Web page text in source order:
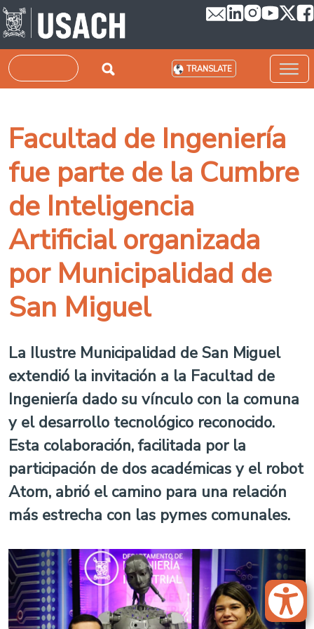
Skip to main content
Search TRANSLATE
Facultad de Ingeniería
fue parte de la Cumbre
de Inteligencia
Artificial organizada
por Municipalidad de
San Miguel
La Ilustre Municipalidad de San Miguel
extendió la invitación a la Facultad de
Ingeniería dado su vínculo con la comuna
y el desarrollo tecnológico reconocido.
Esta colaboración, facilitada por la
participación de dos académicas y el robot
Atom, abrió el camino para una relación
más estrecha con las pymes comunales.